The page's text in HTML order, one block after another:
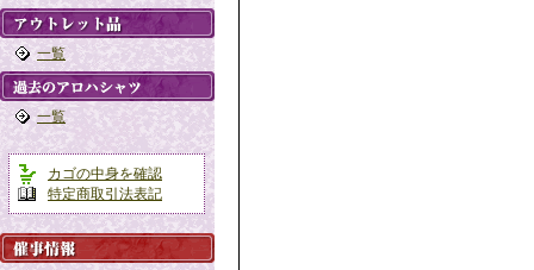
一覧
一覧
カゴの中身を確認
特定商取引法表記